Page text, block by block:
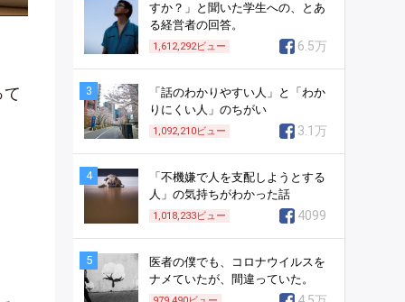
すか？」と聞いた学生への、とあ
る経営者の回答。
1,612,292ビュー 6.5万
3
「話のわかりやすい人」と「わか
りにくい人」のちがい
1,092,210ビュー 3.1万
4
「不機嫌で人を支配しようとする
人」の気持ちがわかった話
1,018,233ビュー 4099
5
医者の僕でも、コロナウイルスを
ナメていたが、間違っていた。